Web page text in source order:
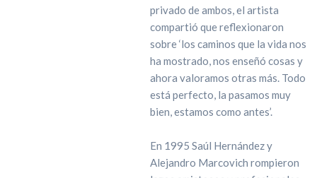
privado de ambos, el artista
compartió que reflexionaron
sobre ‘los caminos que la vida nos
ha mostrado, nos enseñó cosas y
ahora valoramos otras más. Todo
está perfecto, la pasamos muy
bien, estamos como antes’.
En 1995 Saúl Hernández y
Alejandro Marcovich rompieron